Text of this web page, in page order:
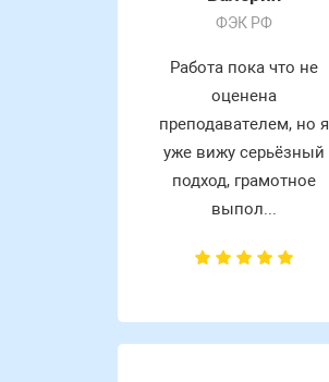
ФЭК РФ
Работа пока что не
оценена
преподавателем, но я
уже вижу серьёзный
подход, грамотное
выпол...